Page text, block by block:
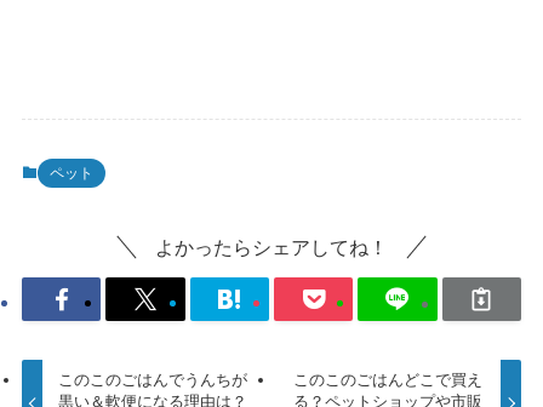
ペット
よかったらシェアしてね！
このこのごはんでうんちが
黒い＆軟便になる理由は？
このこのごはんどこで買え
る？ペットショップや市販